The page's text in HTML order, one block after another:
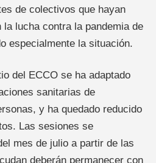
de colectivos que hayan
lucha contra la pandemia de
especialmente la situación.
del ECCO se ha adaptado
sanitarias de
y ha quedado reducido
Las sesiones se
mes de julio a partir de las
deberán permanecer con